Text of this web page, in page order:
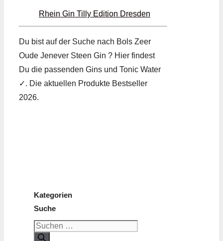
Rhein Gin Tilly Edition Dresden
Du bist auf der Suche nach Bols Zeer
Oude Jenever Steen Gin ? Hier findest
Du die passenden Gins und Tonic Water
✓. Die aktuellen Produkte Bestseller
2026.
Kategorien
Suche
Suchen
nach: